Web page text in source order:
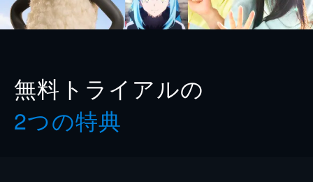
無料トライアルの
2つの特典